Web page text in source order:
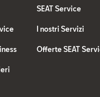
SEAT Service
I nostri Servizi
Offerte SEAT